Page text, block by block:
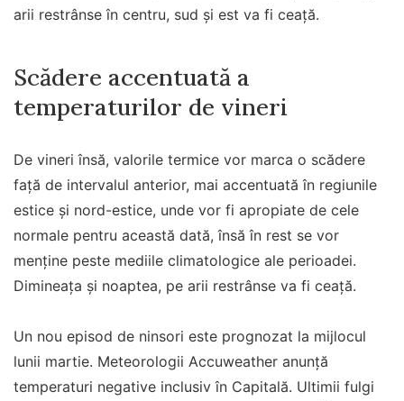
arii restrânse în centru, sud și est va fi ceață.
Scădere accentuată a
temperaturilor de vineri
De vineri însă, valorile termice vor marca o scădere
față de intervalul anterior, mai accentuată în regiunile
estice și nord-estice, unde vor fi apropiate de cele
normale pentru această dată, însă în rest se vor
menține peste mediile climatologice ale perioadei.
Dimineața și noaptea, pe arii restrânse va fi ceață.
Un nou episod de ninsori este prognozat la mijlocul
lunii martie. Meteorologii Accuweather anunță
temperaturi negative inclusiv în Capitală. Ultimii fulgi